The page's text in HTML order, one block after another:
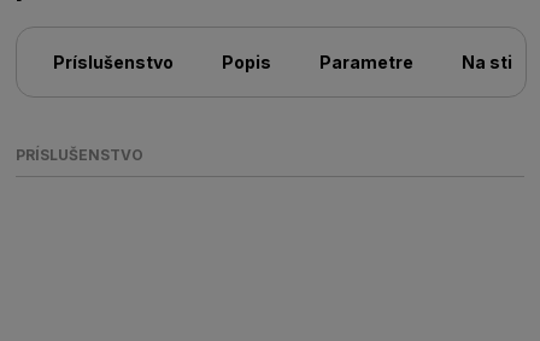
Príslušenstvo Popis Parametre Na
PRÍSLUŠENSTVO